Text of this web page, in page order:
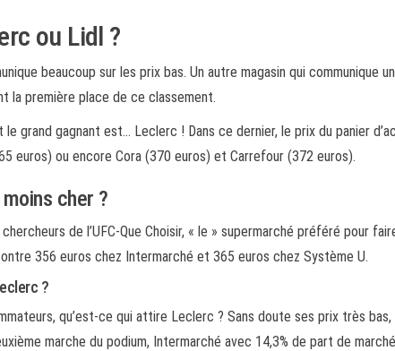
ou Lidl ?
beaucoup sur les prix bas. Un autre magasin qui
la première place de ce classement.
grand gagnant est… Leclerc ! Dans ce dernier, le prix du panier
euros) ou encore Cora (370 euros) et Carrefour (372 euros).
cher ?
de l’UFC-Que Choisir, « le » supermarché préféré pour
356 euros chez Intermarché et 365 euros chez Système U.
?
qu’est-ce qui attire Leclerc ? Sans doute ses prix très
marche du podium, Intermarché avec 14,3% de part de